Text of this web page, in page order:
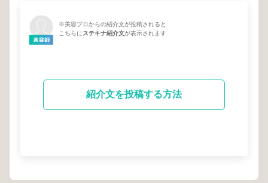
※美容プロからの紹介文が投稿されると
こちらにステキナ紹介文が表示されます
紹介文を投稿する方法